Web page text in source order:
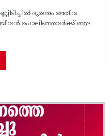
ദുരന്തം അതീവ
പൊലിഞ്ഞവർക്ക് ആദ